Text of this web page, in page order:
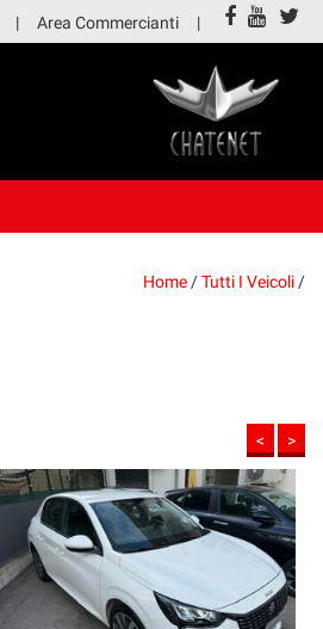
Area Commercianti
Home /Tutti I Veicoli /
< >